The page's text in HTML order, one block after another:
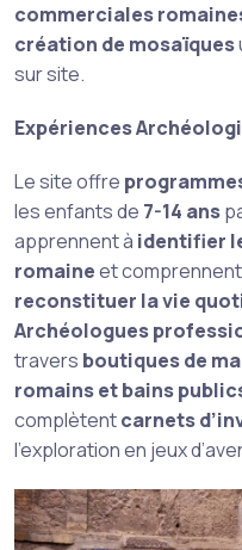
commerciales
création de mosaïques
sur site.
Expériences
Le site offre
les enfants de 7-14 ans
apprennent à identifier
romaineet
reconstituer la vie
Archéologues
travers boutiques de
romains et bains
complètentcarnets
l’exploration en jeux